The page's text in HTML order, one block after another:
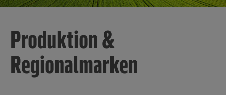
Produktion &
Regionalmarken